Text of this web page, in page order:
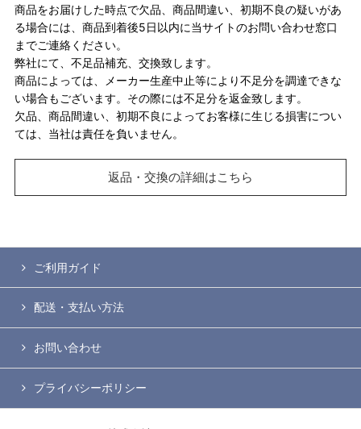
商品をお届けした時点で欠品、商品間違い、初期不良の疑いがあ
る場合には、商品到着後5日以内に当サイトのお問い合わせ窓口
までご連絡ください。
弊社にて、不足品補充、交換致します。
商品によっては、メーカー生産中止等により不足分を調達できな
い場合もございます。その際には不足分を返金致します。
欠品、商品間違い、初期不良によってお客様に生じる損害につい
ては、当社は責任を負いません。
返品・交換の詳細はこちら
ご利用ガイド
配送・支払い方法
お問い合わせ
プライバシーポリシー